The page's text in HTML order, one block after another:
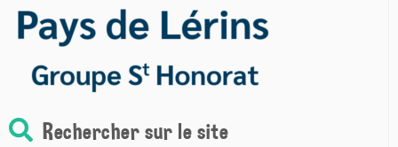
Rechercher sur le site